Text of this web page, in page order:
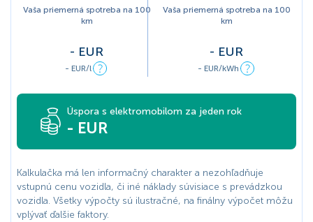
Vaša priemerná spotreba na 100
km
- EUR
- EUR/l
Vaša priemerná spotreba na 100
km
- EUR
- EUR/kWh
Úspora s elektromobilom za jeden rok
- EUR
Kalkulačka má len informačný charakter a nezohľadňuje
vstupnú cenu vozidla, či iné náklady súvisiace s prevádzkou
vozidla. Všetky výpočty sú ilustračné, na finálny výpočet môžu
vplývať ďalšie faktory.